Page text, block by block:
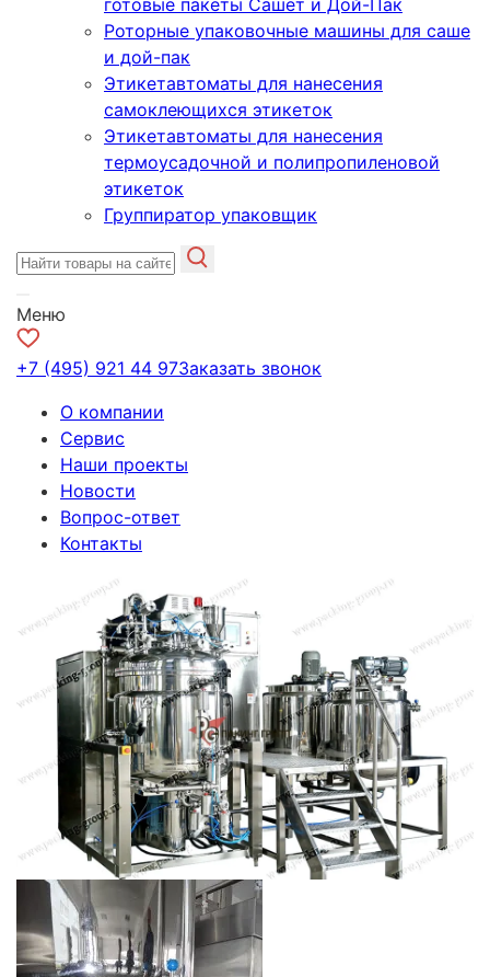
готовые пакеты Сашет и Дой-Пак
Роторные упаковочные машины для саше
и дой-пак
Этикетавтоматы для нанесения
самоклеющихся этикеток
Этикетавтоматы для нанесения
термоусадочной и полипропиленовой
этикеток
Группиратор упаковщик
Меню
+7 (495) 921 44 97Заказать звонок
О компании
Сервис
Наши проекты
Новости
Вопрос-ответ
Контакты